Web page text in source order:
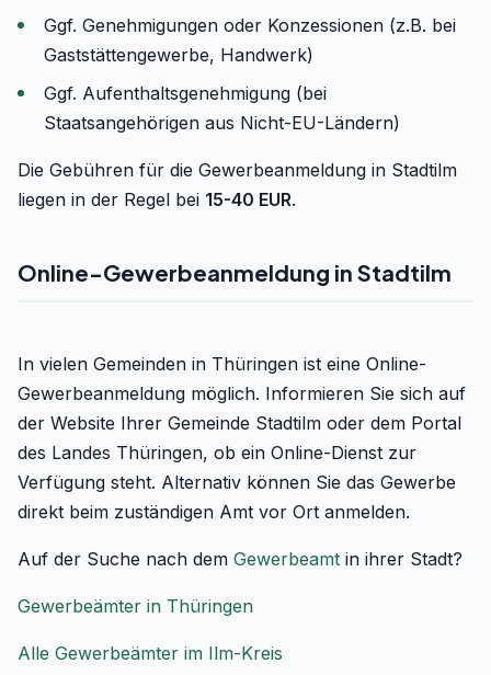
Ggf. Genehmigungen oder Konzessionen (z.B. bei
Gaststättengewerbe, Handwerk)
Ggf. Aufenthaltsgenehmigung (bei
Staatsangehörigen aus Nicht-EU-Ländern)
Die Gebühren für die Gewerbeanmeldung in Stadtilm
liegen in der Regel bei 15-40 EUR.
Online-Gewerbeanmeldung in Stadtilm
In vielen Gemeinden in Thüringen ist eine Online-
Gewerbeanmeldung möglich. Informieren Sie sich auf
der Website Ihrer Gemeinde Stadtilm oder dem Portal
des Landes Thüringen, ob ein Online-Dienst zur
Verfügung steht. Alternativ können Sie das Gewerbe
direkt beim zuständigen Amt vor Ort anmelden.
Auf der Suche nach dem Gewerbeamt in ihrer Stadt?
Gewerbeämter in Thüringen
Alle Gewerbeämter im Ilm-Kreis